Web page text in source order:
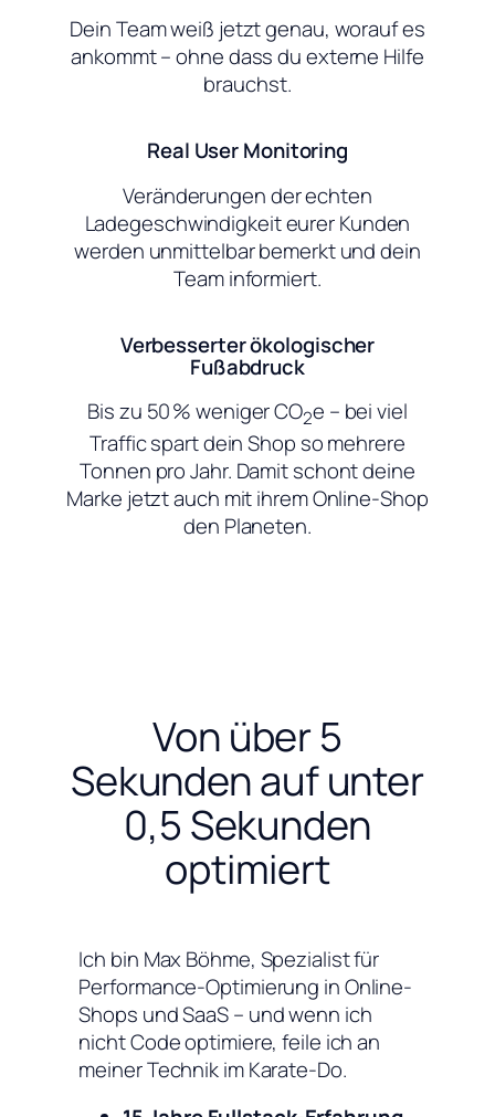
Dein Team weiß jetzt genau, worauf es
ankommt – ohne dass du externe Hilfe
brauchst.
Real User Monitoring
Veränderungen der echten
Ladegeschwindigkeit eurer Kunden
werden unmittelbar bemerkt und dein
Team informiert.
Verbesserter ökologischer
Fußabdruck
Bis zu 50 % weniger CO2e – bei viel
Traffic spart dein Shop so mehrere
Tonnen pro Jahr. Damit schont deine
Marke jetzt auch mit ihrem Online-Shop
den Planeten.
Von über 5
Sekunden auf unter
0,5 Sekunden
optimiert
Ich bin Max Böhme, Spezialist für
Performance-Optimierung in Online-
Shops und SaaS – und wenn ich
nicht Code optimiere, feile ich an
meiner Technik im Karate-Do.